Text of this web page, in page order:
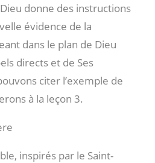
donne des instructions
évidence de la
dans le plan de Dieu
directs et de Ses
citer l’exemple de
à la leçon 3.
inspirés par le Saint-